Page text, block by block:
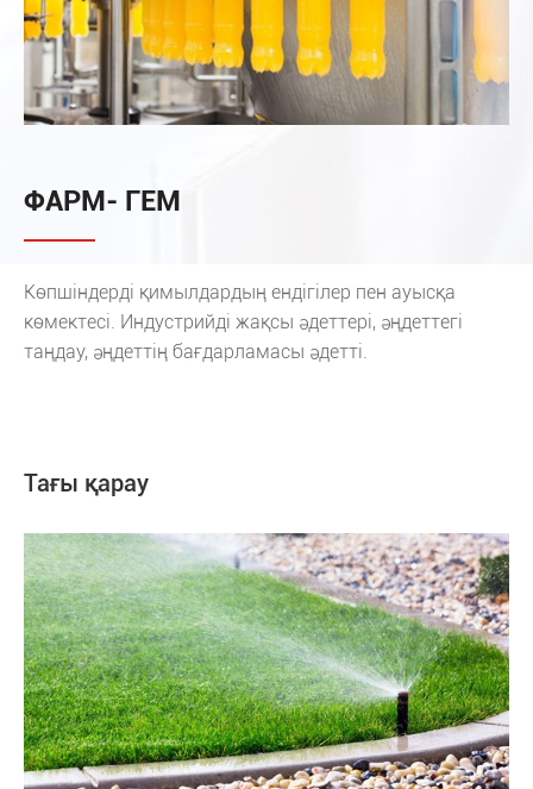
ФАРМ- ГЕМ
Көпшіндерді қимылдардың ендігілер пен ауысқа
көмектесі. Индустрийді жақсы әдеттері, әңдеттегі
таңдау, әңдеттің бағдарламасы әдетті.
Тағы қарау